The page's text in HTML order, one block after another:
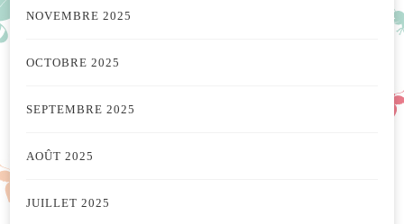
NOVEMBRE 2025
OCTOBRE 2025
SEPTEMBRE 2025
AOÛT 2025
JUILLET 2025